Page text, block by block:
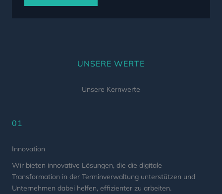
UNSERE WERTE
Unsere Kernwerte
01
Innovation
Wir bieten innovative Lösungen, die die digitale
Transformation in der Terminverwaltung unterstützen und
Unternehmen dabei helfen, effizienter zu arbeiten.